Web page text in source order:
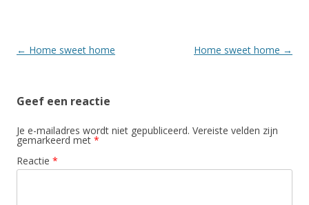
Berichtnavigatie
← Home sweet home Home sweet home →
Geef een reactie
Je e-mailadres wordt niet gepubliceerd. Vereiste velden zijn
gemarkeerd met *
Reactie *